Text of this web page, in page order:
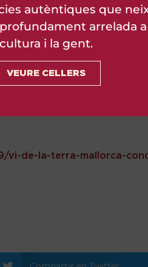
agost 1, 2024
vi-de-la-terra-mallorca-
autèntiques que
arrelada a
cultura i la gent.
VEURE CELLERS